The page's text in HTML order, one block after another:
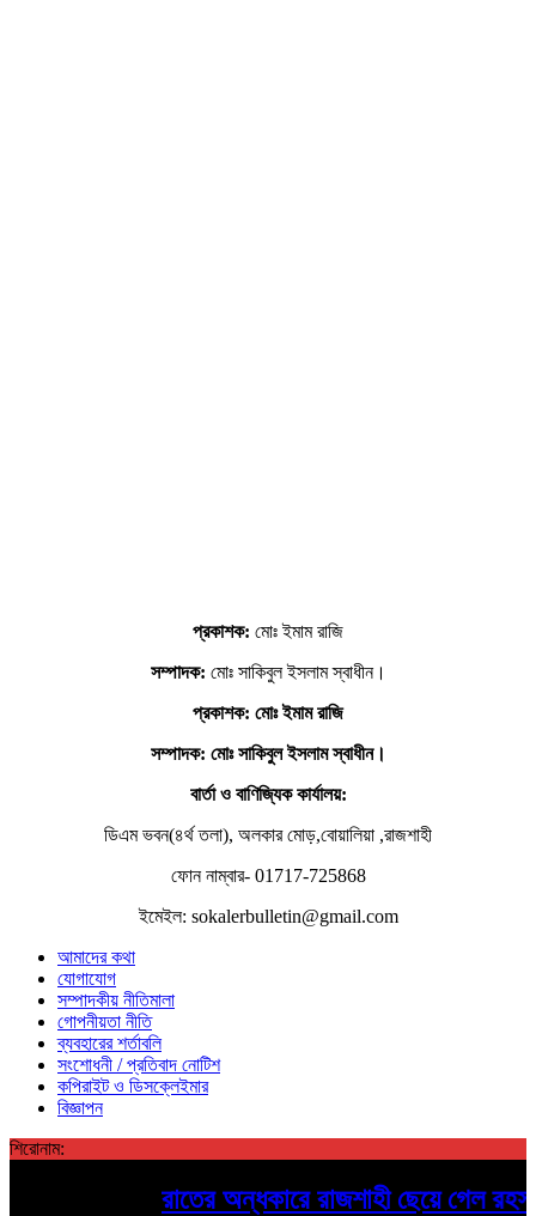
প্রকাশক: মোঃ ইমাম রাজি
সম্পাদক: মোঃ সাকিবুল ইসলাম স্বাধীন।
প্রকাশক: মোঃ ইমাম রাজি
সম্পাদক: মোঃ সাকিবুল ইসলাম স্বাধীন।
বার্তা ও বাণিজ্যিক কার্যালয়:
ডিএম ভবন(৪র্থ তলা), অলকার মোড়,বোয়ালিয়া ,রাজশাহী
ফোন নাম্বার- 01717-725868
ইমেইল: sokalerbulletin@gmail.com
আমাদের কথা
যোগাযোগ
সম্পাদকীয় নীতিমালা
গোপনীয়তা নীতি
ব্যবহারের শর্তাবলি
সংশোধনী / প্রতিবাদ নোটিশ
কপিরাইট ও ডিসক্লেইমার
বিজ্ঞাপন
শিরোনাম:
রাতের অন্ধকারে রাজশাহী ছেয়ে গেল